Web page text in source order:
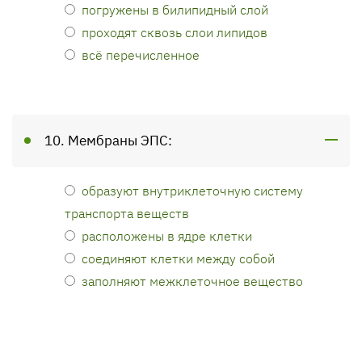
погружены в билипидный слой
проходят сквозь слои липидов
всё перечисленное
10. Мембраны ЭПС:
образуют внутриклеточную систему
транспорта веществ
расположены в ядре клетки
соединяют клетки между собой
заполняют межклеточное вещество